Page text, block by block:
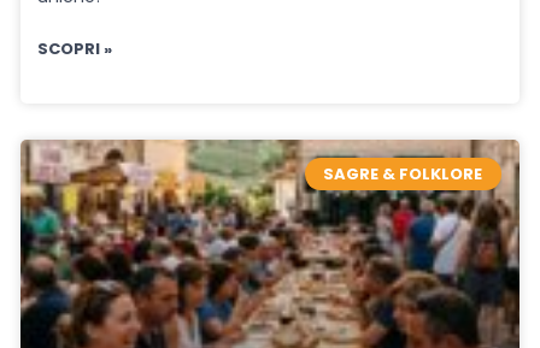
SCOPRI »
SAGRE & FOLKLORE